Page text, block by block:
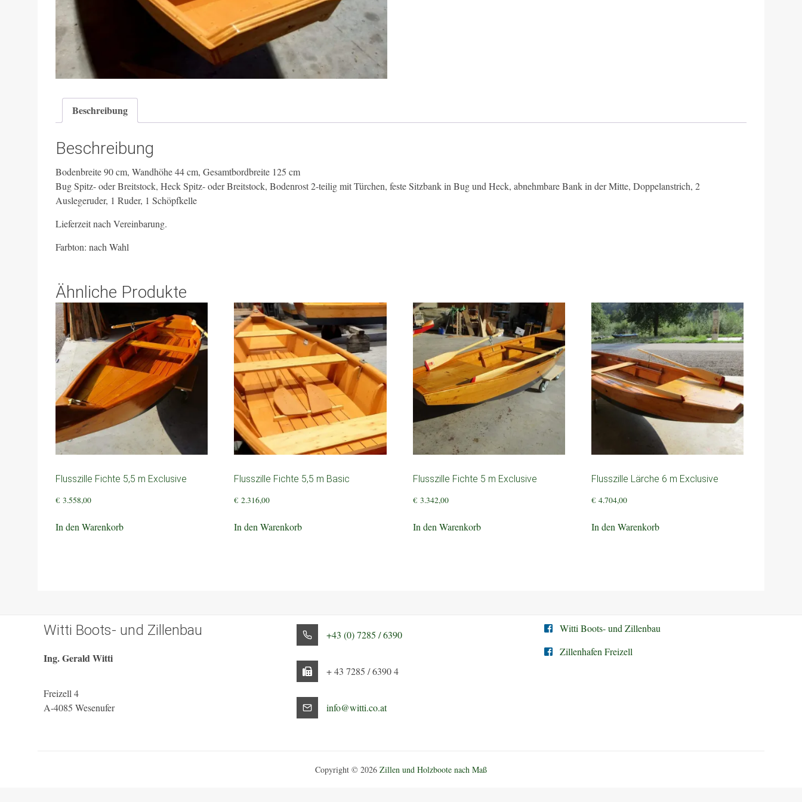
Beschreibung
Beschreibung
Bodenbreite 90 cm, Wandhöhe 44 cm, Gesamtbordbreite 125 cm
Bug Spitz- oder Breitstock, Heck Spitz- oder Breitstock, Bodenrost 2-teilig mit Türchen, feste Sitzbank in Bug und Heck, abnehmbare Bank in der Mitte, Doppelanstrich, 2
Auslegeruder, 1 Ruder, 1 Schöpfkelle
Lieferzeit nach Vereinbarung.
Farbton: nach Wahl
Ähnliche Produkte
Flusszille Fichte 5,5 m Exclusive
€ 3.558,00
In den Warenkorb
Flusszille Fichte 5,5 m Basic
€ 2.316,00
In den Warenkorb
Flusszille Fichte 5 m Exclusive
€3.342,00
In den Warenkorb
Flusszille Lärche 6 m Exclusive
€4.704,00
In den Warenkorb
Witti Boots- und Zillenbau
Ing. Gerald Witti
Freizell 4
A-4085 Wesenufer
+43 (0) 7285 / 6390
+ 43 7285 / 6390 4
info@witti.co.at
Witti Boots- und Zillenbau
Zillenhafen Freizell
Copyright © 2026 Zillen und Holzboote nach Maß